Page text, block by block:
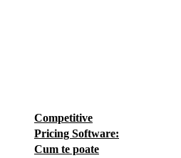
Competitive
Pricing Software:
Cum te poate